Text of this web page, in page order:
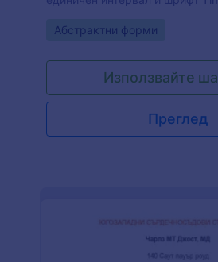
проучвания трябва да
методологията, теорията и
резултатите и/или
включвайте никакви
или бележки под линия.
прегледани анонимно.
Go to Category:
Абстрактни форми
Използвайте
Преглед